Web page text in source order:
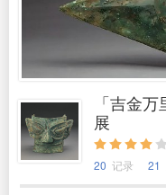
「吉金
展
20 记录 21